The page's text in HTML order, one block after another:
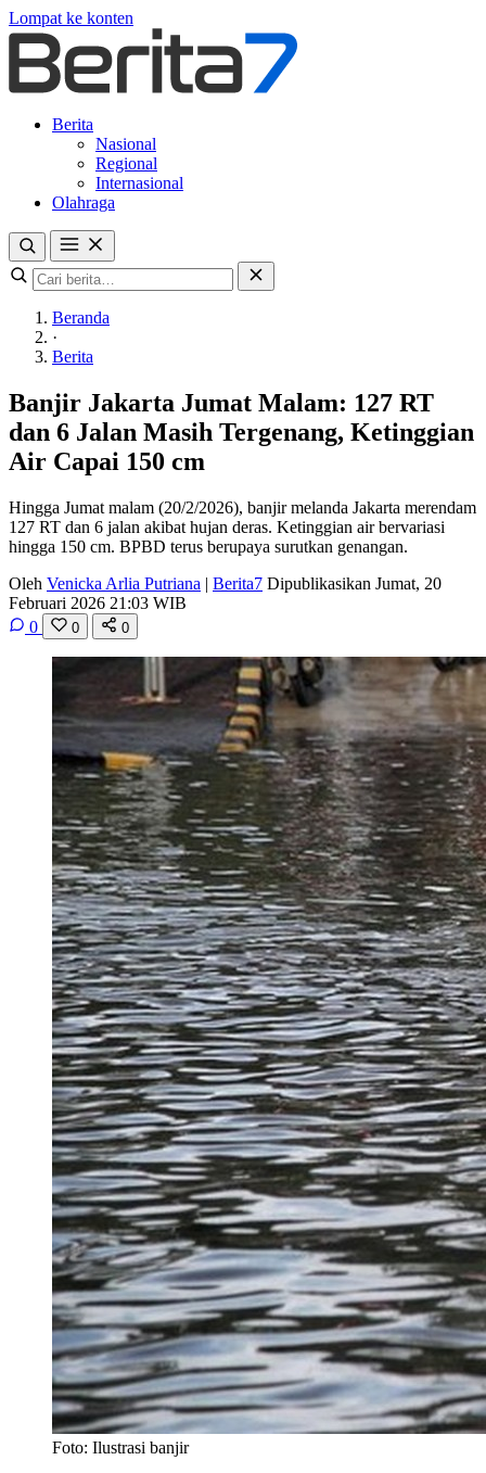
Lompat ke konten
Berita
Nasional
Regional
Internasional
Olahraga
Beranda
·
Berita
Banjir Jakarta Jumat Malam: 127 RT
dan 6 Jalan Masih Tergenang, Ketinggian
Air Capai 150 cm
Hingga Jumat malam (20/2/2026), banjir melanda Jakarta merendam
127 RT dan 6 jalan akibat hujan deras. Ketinggian air bervariasi
hingga 150 cm. BPBD terus berupaya surutkan genangan.
Oleh Venicka Arlia Putriana | Berita7 Dipublikasikan Jumat, 20
Februari 2026 21:03 WIB
0
0 0
Foto: Ilustrasi banjir